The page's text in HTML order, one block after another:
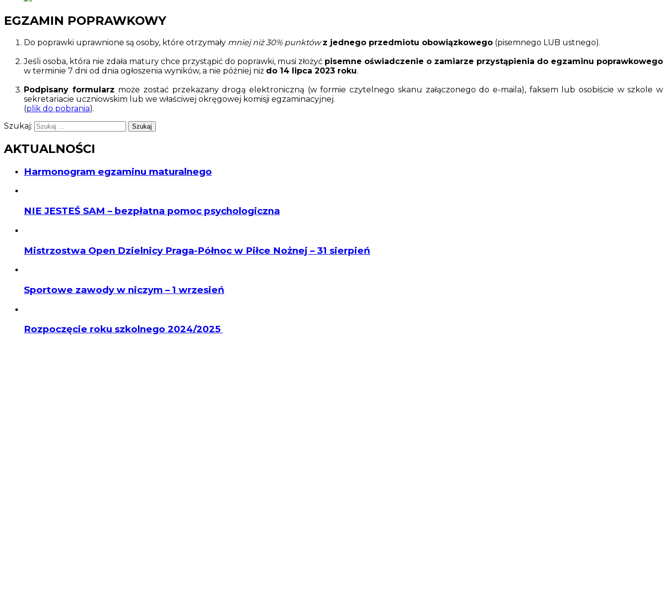
EGZAMIN POPRAWKOWY
Do poprawki uprawnione są osoby, które otrzymały mniej niż 30% punktów z jednego przedmiotu obowiązkowego (pisemnego LUB ustnego).
Jeśli osoba, która nie zdała matury chce przystąpić do poprawki, musi złożyć pisemne oświadczenie o zamiarze przystąpienia do egzaminu poprawkowego
w terminie 7 dni od dnia ogłoszenia wyników, a nie później niż do 14 lipca 2023 roku.
Podpisany formularz może zostać przekazany drogą elektroniczną (w formie czytelnego skanu załączonego do e-maila), faksem lub osobiście w szkole w
sekretariacie uczniowskim lub we właściwej okręgowej komisji egzaminacyjnej.
(plik do pobrania).
Szukaj:
AKTUALNOŚCI
Harmonogram egzaminu maturalnego
NIE JESTEŚ SAM – bezpłatna pomoc psychologiczna
Mistrzostwa Open Dzielnicy Praga-Północ w Piłce Nożnej – 31 sierpień
Sportowe zawody w niczym – 1 wrzesień
Rozpoczęcie roku szkolnego 2024/2025